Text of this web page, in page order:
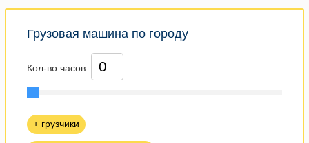
Грузовая машина по городу
Кол-во часов:
+ грузчики